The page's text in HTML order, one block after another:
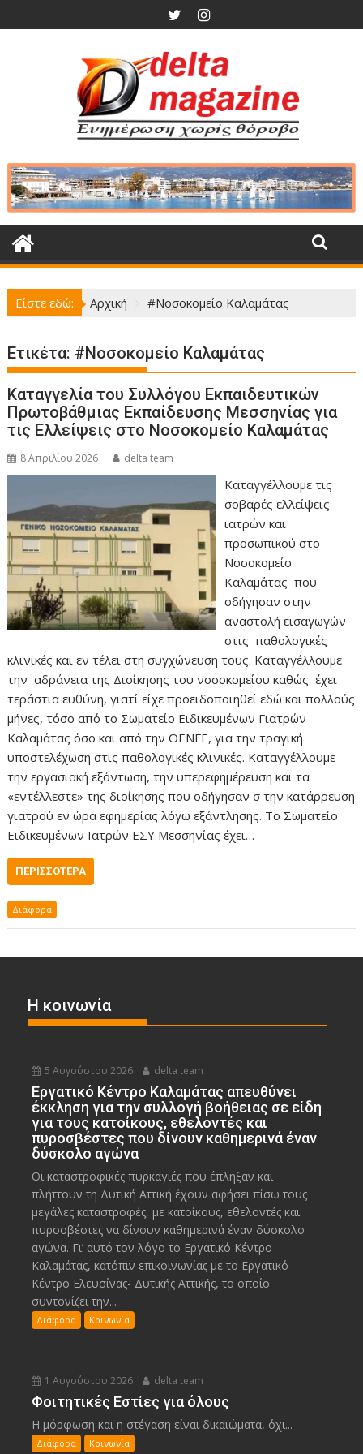
στο
Είστε εδώ: Αρχική #Νοσοκομείο Καλαμάτας
Ετικέτα: #Νοσοκομείο Καλαμάτας
Καταγγελία του Συλλόγου Εκπαιδευτικών
Πρωτοβάθμιας Εκπαίδευσης Μεσσηνίας για
τις Ελλείψεις στο Νοσοκομείο Καλαμάτας
8 Απριλίου 2026 delta team
Καταγγέλλουμε τις
σοβαρές ελλείψεις
ιατρών και
προσωπικού στο
Νοσοκομείο
Καλαμάτας που
οδήγησαν στην
αναστολή εισαγωγών
στις παθολογικές
κλινικές και εν τέλει στη συγχώνευση τους. Καταγγέλλουμε
την αδράνεια της Διοίκησης του νοσοκομείου καθώς έχει
τεράστια ευθύνη, γιατί είχε προειδοποιηθεί εδώ και πολλούς
μήνες, τόσο από το Σωματείο Ειδικευμένων Γιατρών
Καλαμάτας όσο και από την ΟΕΝΓΕ, για την τραγική
υποστελέχωση στις παθολογικές κλινικές. Καταγγέλλουμε
την εργασιακή εξόντωση, την υπερεφημέρευση και τα
«εντέλλεστε» της διοίκησης που οδήγησαν σ την κατάρρευση
γιατρού εν ώρα εφημερίας λόγω εξάντλησης. Το Σωματείο
Ειδικευμένων Ιατρών ΕΣΥ Μεσσηνίας έχει…
ΠΕΡΙΣΣΌΤΕΡΑ
Διάφορα
Η κοινωνία
5 Αυγούστου 2026 delta team
Εργατικό Κέντρο Καλαμάτας απευθύνει
έκκληση για την συλλογή βοήθειας σε είδη
για τους κατοίκους, εθελοντές και
πυροσβέστες που δίνουν καθημερινά έναν
δύσκολο αγώνα
Οι καταστροφικές πυρκαγιές που έπληξαν και
πλήττουν τη Δυτική Αττική έχουν αφήσει πίσω τους
μεγάλες καταστροφές, με κατοίκους, εθελοντές και
πυροσβέστες να δίνουν καθημερινά έναν δύσκολο
αγώνα. Γι’ αυτό τον λόγο το Εργατικό Κέντρο
Καλαμάτας, κατόπιν επικοινωνίας με το Εργατικό
Κέντρο Ελευσίνας- Δυτικής Αττικής, το οποίο
συντονίζει την...
Διάφορα Κοινωνία
1 Αυγούστου 2026 delta team
Φοιτητικές Εστίες για όλους
Η μόρφωση και η στέγαση είναι δικαιώματα, όχι...
Διάφορα Κοινωνία